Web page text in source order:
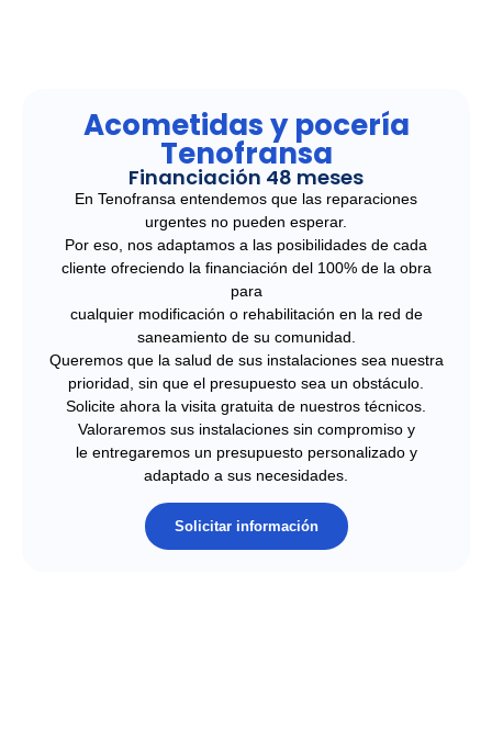
Acometidas y pocería
Tenofransa
Financiación 48 meses
En Tenofransa entendemos que las reparaciones
urgentes no pueden esperar.
Por eso, nos adaptamos a las posibilidades de cada
cliente ofreciendo la financiación del 100% de la obra
para
cualquier modificación o rehabilitación en la red de
saneamiento de su comunidad.
Queremos que la salud de sus instalaciones sea nuestra
prioridad, sin que el presupuesto sea un obstáculo.
Solicite ahora la visita gratuita de nuestros técnicos.
Valoraremos sus instalaciones sin compromiso y
le entregaremos un presupuesto personalizado y
adaptado a sus necesidades.
Solicitar información